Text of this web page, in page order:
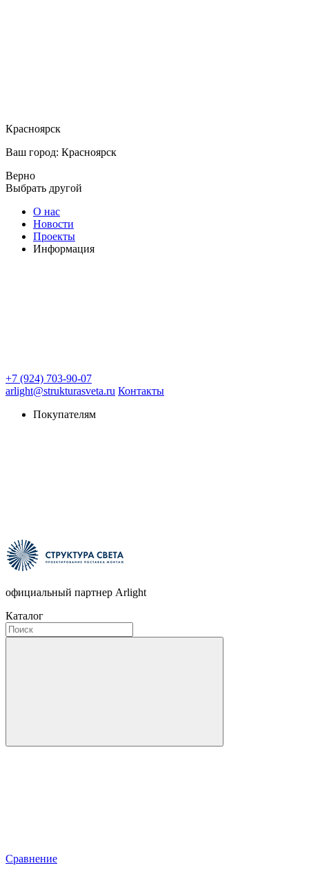
Красноярск
Ваш город: Красноярск
Верно
Выбрать другой
О нас
Новости
Проекты
Информация
+7 (924) 703-90-07
arlight@strukturasveta.ru Контакты
Покупателям
официальный партнер Arlight
Каталог
Сравнение